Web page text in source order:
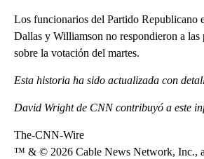
Los funcionarios del Partido Republicano
Dallas y Williamson no respondieron a las
sobre la votación del martes.
Esta historia ha sido actualizada con
David Wright de CNN contribuyó a este
The-CNN-Wire
™ & © 2026 Cable News Network, Inc.,